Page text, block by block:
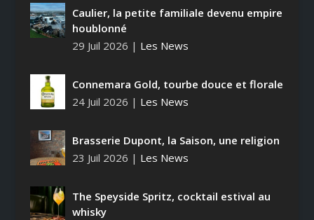
Caulier, la petite familiale devenu empire
houblonné
29 Juil 2026 | Les News
Connemara Gold, tourbe douce et florale
24 Juil 2026 | Les News
Brasserie Dupont, la Saison, une religion
23 Juil 2026 | Les News
The Speyside Spritz, cocktail estival au
whisky